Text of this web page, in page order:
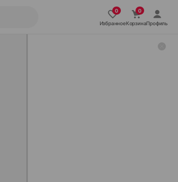
ИзбранноеКорзинаПрофиль